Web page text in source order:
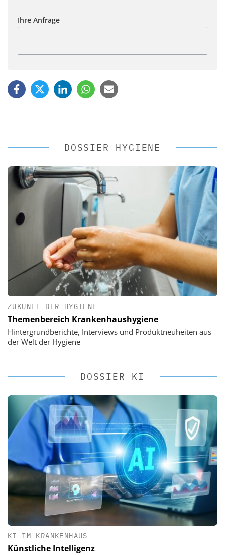
Ihre Anfrage
DOSSIER HYGIENE
ZUKUNFT DER HYGIENE
Themenbereich Krankenhaushygiene
Hintergrundberichte, Interviews und Produktneuheiten aus
der Welt der Hygiene
DOSSIER KI
KI IM KRANKENHAUS
Künstliche Intelligenz